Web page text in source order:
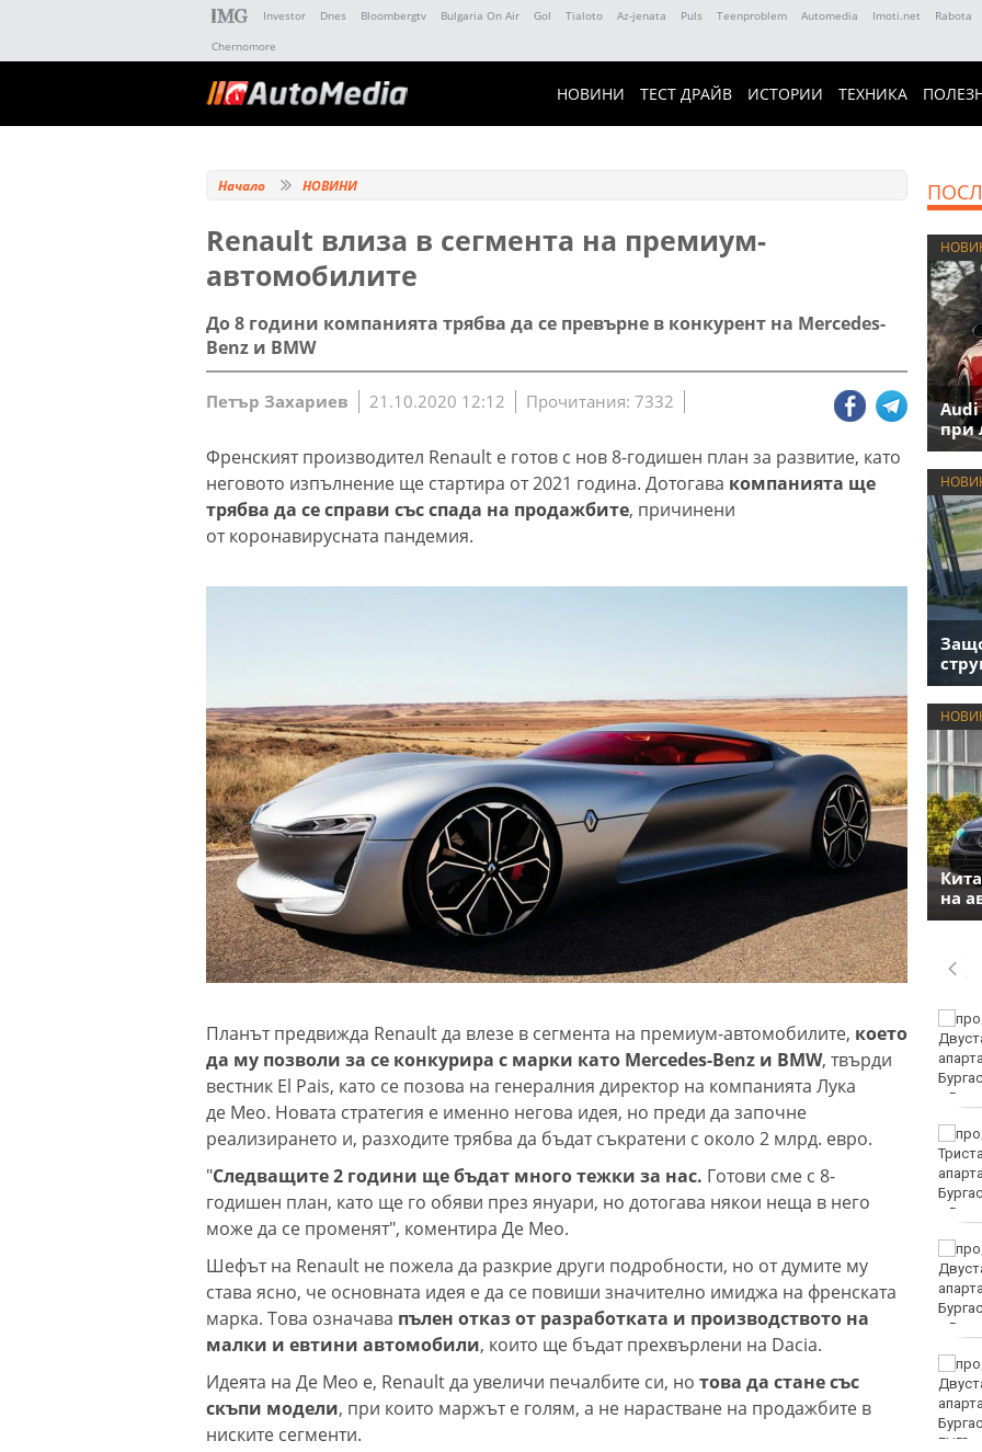
Investor Dnes Bloombergtv Bulgaria On Air Gol Tialoto Az-jenata Puls Teenproblem Automedia Imoti.net Rabota
Chernomore
НОВИНИ ТЕСТ ДРАЙВ ИСТОРИИ ТЕХНИКА
Начало НОВИНИ
Renault влиза в сегмента на премиум-
автомобилите
До 8 години компанията трябва да се превърне в конкурент на Mercedes-
Benz и BMW
Петър Захариев 21.10.2020 12:12 Прочитания: 7332
Френският производител Renault е готов с нов 8-годишен план за развитие, като
неговото изпълнение ще стартира от 2021 година. Дотогава компанията ще
трябва да се справи със спада на продажбите, причинени
от коронавирусната пандемия.
Планът предвижда Renault да влезе в сегмента на премиум-автомобилите, което
да му позволи за се конкурира с марки като Mercedes-Benz и BMW, твърди
вестник El Pais, като се позова на генералния директор на компанията Лука
де Мео. Новата стратегия е именно негова идея, но преди да започне
реализирането и, разходите трябва да бъдат съкратени с около 2 млрд. евро.
"Следващите 2 години ще бъдат много тежки за нас. Готови сме с 8-
годишен план, като ще го обяви през януари, но дотогава някои неща в него
може да се променят", коментира Де Мео.
Шефът на Renault не пожела да разкрие други подробности, но от думите му
става ясно, че основната идея е да се повиши значително имиджа на френската
марка. Това означава пълен отказ от разработката и производството на
малки и евтини автомобили, които ще бъдат прехвърлени на Dacia.
Идеята на Де Мео е, Renault да увеличи печалбите си, но това да стане със
скъпи модели, при които маржът е голям, а не нарастване на продажбите в
ниските сегменти.
при
на
ФИФА потвърди
доверието в Джани
Убитият мъж на
Младежкия хълм в
Пловдив е от Кричим
таван на тротоар
в които цените ще се
изписват в лева и в
евро по закон
EUR